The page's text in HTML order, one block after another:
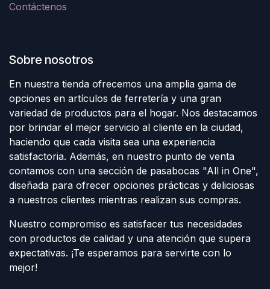
Contáctenos
Sobre nosotros
En nuestra tienda ofrecemos una amplia gama de
opciones en artículos de ferretería y una gran
variedad de productos para el hogar. Nos destacamos
por brindar el mejor servicio al cliente en la ciudad,
haciendo que cada visita sea una experiencia
satisfactoria. Además, en nuestro punto de venta
contamos con una sección de pasabocas "All in One",
diseñada para ofrecer opciones prácticas y deliciosas
a nuestros clientes mientras realizan sus compras.
Nuestro compromiso es satisfacer tus necesidades
con productos de calidad y una atención que supera
expectativas. ¡Te esperamos para servirte con lo
mejor!